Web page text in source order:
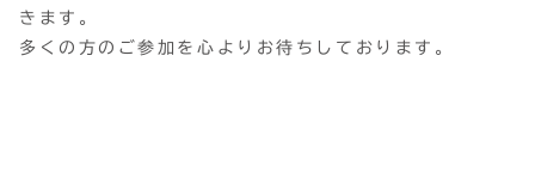
きます。
多くの方のご参加を心よりお待ちしております。